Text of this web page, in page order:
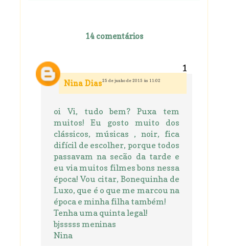
14 comentários
Nina Dias25 de junho de 2015 às 11:02
oi Vi, tudo bem? Puxa tem
muitos! Eu gosto muito dos
clássicos, músicas , noir, fica
difícil de escolher, porque todos
passavam na secão da tarde e
eu via muitos filmes bons nessa
época! Vou citar, Bonequinha de
Luxo, que é o que me marcou na
época e minha filha também!
Tenha uma quinta legal!
bjsssss meninas
Nina